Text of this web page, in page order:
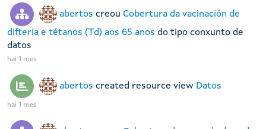
abertos creou Cobertura da vacinación de
difteria e tétanos (Td) aos 65 anos do tipo conxunto de
datos
hai 1 mes
abertos created resource view Datos
hai 1 mes